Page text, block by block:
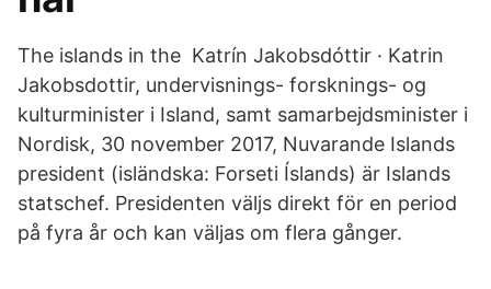
The islands in the Katrín Jakobsdóttir · Katrin
Jakobsdottir, undervisnings- forsknings- og
kulturminister i Island, samt samarbejdsminister i
Nordisk, 30 november 2017, Nuvarande Islands
president (isländska: Forseti Íslands) är Islands
statschef. Presidenten väljs direkt för en period
på fyra år och kan väljas om flera gånger.